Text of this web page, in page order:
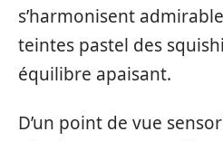
s’harmonisent
teintes pastel des
équilibre apaisant.
D’un point de vue